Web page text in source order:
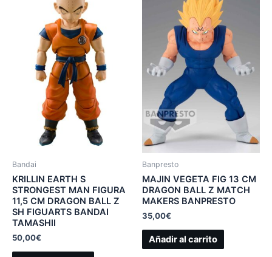
Bandai
KRILLIN EARTH S
STRONGEST MAN FIGURA
11,5 CM DRAGON BALL Z
SH FIGUARTS BANDAI
TAMASHII
50,00€
Banpresto
MAJIN VEGETA FIG 13 CM
DRAGON BALL Z MATCH
MAKERS BANPRESTO
35,00€
Añadir al carrito